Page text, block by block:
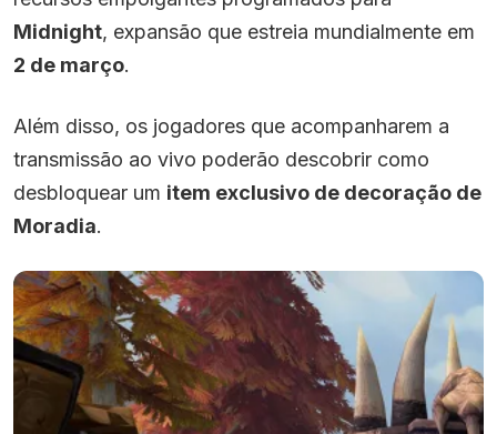
Midnight, expansão que estreia mundialmente em
2 de março.
Além disso, os jogadores que acompanharem a
transmissão ao vivo poderão descobrir como
desbloquear um item exclusivo de decoração de
Moradia.